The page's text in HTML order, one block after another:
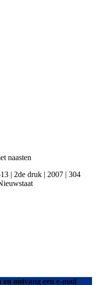
naasten
| 2de druk | 2007 | 304
ontvang een e-mail